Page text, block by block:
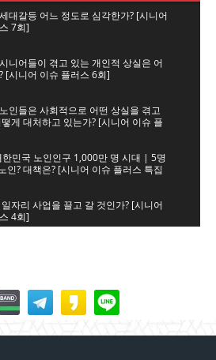
대갈등 어느 정도로 심각한가? [시니어
7회]
니어들이 겪고 있는 개인적 상실은 어
[시니어 이슈 플러스 6회]
인들은 사회적으로 어떤 상실을 겪고
게 대처하고 있는가? [시니어 이슈 플
민국 노인인구 1,000만 명 시대 | 5명
인? 대책은? [시니어 이슈 플러스 특집
자리 사업을 끌고 갈 것인가? [시니어
4회]
로운 시작, 새로운 출발이다 [시니어 이슈
]